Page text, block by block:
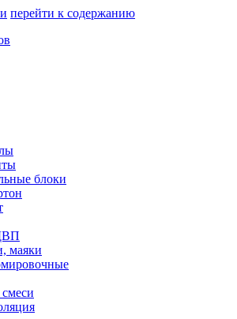
перейти к содержанию
блоки
маяки